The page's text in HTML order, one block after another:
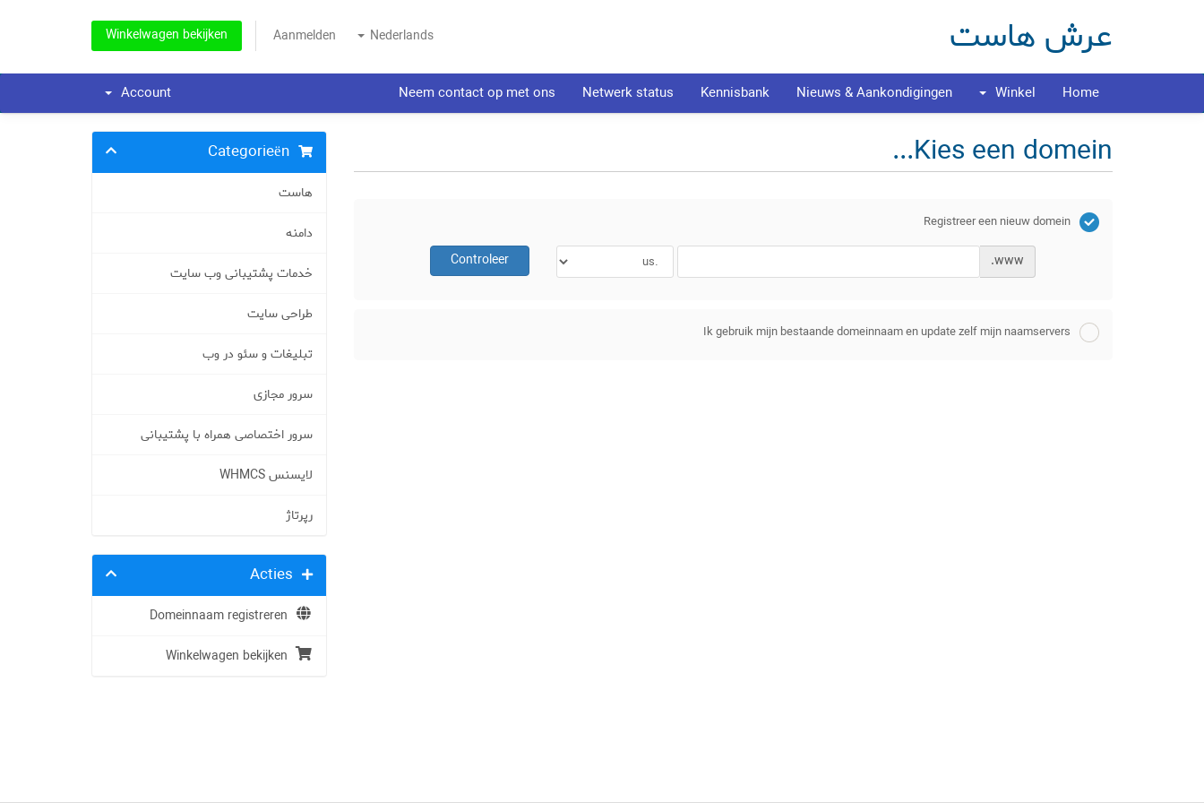
Nederlands
Aanmelden
Winkelwagen bekijken عرش هاست
Home
Winkel
Nieuws & Aankondigingen
Kennisbank
Netwerk status
Neem contact op met ons
Account
Kies een domein...
Categorieën
هاست
دامنه
خدمات پشتیبانی وب سایت
طراحی سایت
تبلیغات و سئو در وب
سرور مجازی
سرور اختصاصی همراه با پشتیبانی
لایسنس WHMCS
رپرتاژ
Registreer een nieuw domein
www.
Controleer
Ik gebruik mijn bestaande domeinnaam en update zelf mijn naamservers